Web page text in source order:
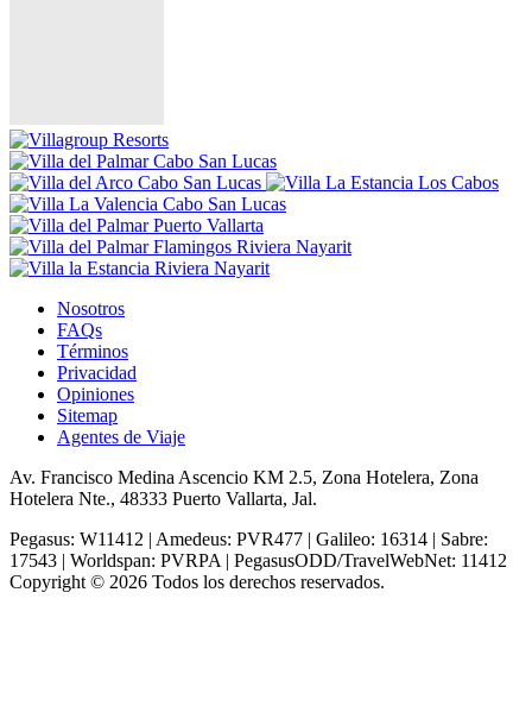
Nosotros
FAQs
Términos
Privacidad
Opiniones
Sitemap
Agentes de Viaje
Av. Francisco Medina Ascencio KM 2.5, Zona Hotelera, Zona
Hotelera Nte., 48333 Puerto Vallarta, Jal.
Pegasus: W11412 | Amedeus: PVR477 | Galileo: 16314 | Sabre:
17543 | Worldspan: PVRPA | PegasusODD/TravelWebNet: 11412
Copyright © 2026 Todos los derechos reservados.